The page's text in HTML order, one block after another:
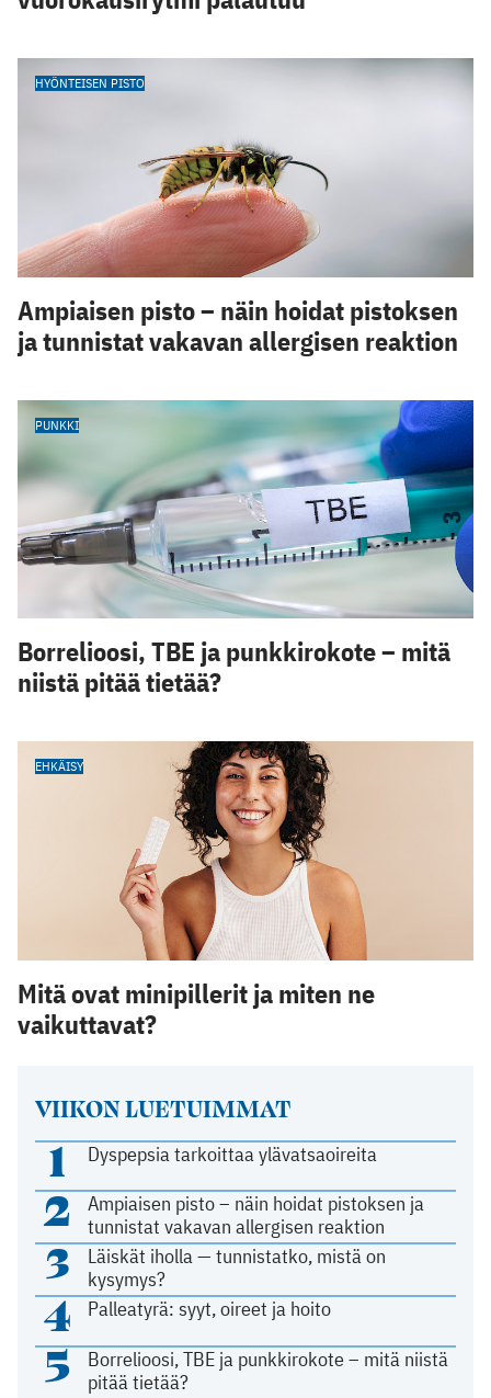
VIIKON LUETUIMMAT
1 Dyspepsia tarkoittaa ylävatsaoireita
2
Ampiaisen pisto – näin hoidat pistoksen ja
tunnistat vakavan allergisen reaktion
3
Läiskät iholla — tunnistatko, mistä on
kysymys?
4 Palleatyrä: syyt, oireet ja hoito
5
Borrelioosi, TBE ja punkkirokote – mitä niistä
pitää tietää?
HYÖNTEISEN PISTO
Ampiaisen pisto – näin hoidat pistoksen
ja tunnistat vakavan allergisen reaktion
PUNKKI
Borrelioosi, TBE ja punkkirokote – mitä
niistä pitää tietää?
EHKÄISY
Mitä ovat minipillerit ja miten ne
vaikuttavat?